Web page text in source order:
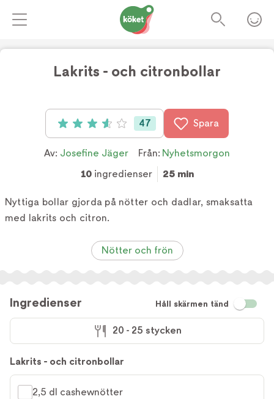
Lakrits - och citronbollar
Betyg: 3.6 av 5 (47 röster)
47 Spara
Av: Josefine Jäger Från: Nyhetsmorgon
10ingredienser 25 min
Nyttiga bollar gjorda på nötter och dadlar, smaksatta
med lakrits och citron.
Nötter och frön
Ingredienser Håll skärmen tänd
20 - 25 stycken
Lakrits - och citronbollar
2,5 dl cashewnötter